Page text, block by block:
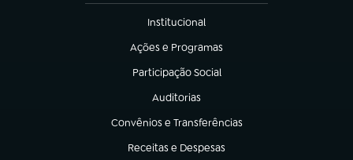
Institucional
(abre em nova aba)
Ações e Programas
(abre em nova aba)
Participação Social
(abre em nova aba)
Auditorias
(abre em nova aba)
Convênios e Transferências
(abre em nova aba)
Receitas e Despesas
(abre em nova aba)